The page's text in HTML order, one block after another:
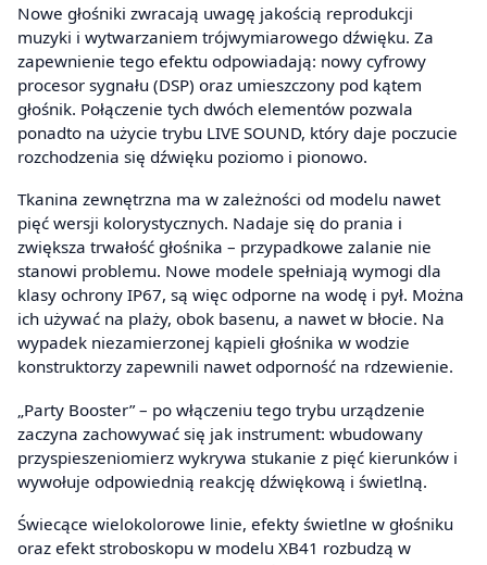
Nowe głośniki zwracają uwagę jakością reprodukcji
muzyki i wytwarzaniem trójwymiarowego dźwięku. Za
zapewnienie tego efektu odpowiadają: nowy cyfrowy
procesor sygnału (DSP) oraz umieszczony pod kątem
głośnik. Połączenie tych dwóch elementów pozwala
ponadto na użycie trybu LIVE SOUND, który daje poczucie
rozchodzenia się dźwięku poziomo i pionowo.
Tkanina zewnętrzna ma w zależności od modelu nawet
pięć wersji kolorystycznych. Nadaje się do prania i
zwiększa trwałość głośnika – przypadkowe zalanie nie
stanowi problemu. Nowe modele spełniają wymogi dla
klasy ochrony IP67, są więc odporne na wodę i pył. Można
ich używać na plaży, obok basenu, a nawet w błocie. Na
wypadek niezamierzonej kąpieli głośnika w wodzie
konstruktorzy zapewnili nawet odporność na rdzewienie.
„Party Booster” – po włączeniu tego trybu urządzenie
zaczyna zachowywać się jak instrument: wbudowany
przyspieszeniomierz wykrywa stukanie z pięć kierunków i
wywołuje odpowiednią reakcję dźwiękową i świetlną.
Świecące wielokolorowe linie, efekty świetlne w głośniku
oraz efekt stroboskopu w modelu XB41 rozbudzą w